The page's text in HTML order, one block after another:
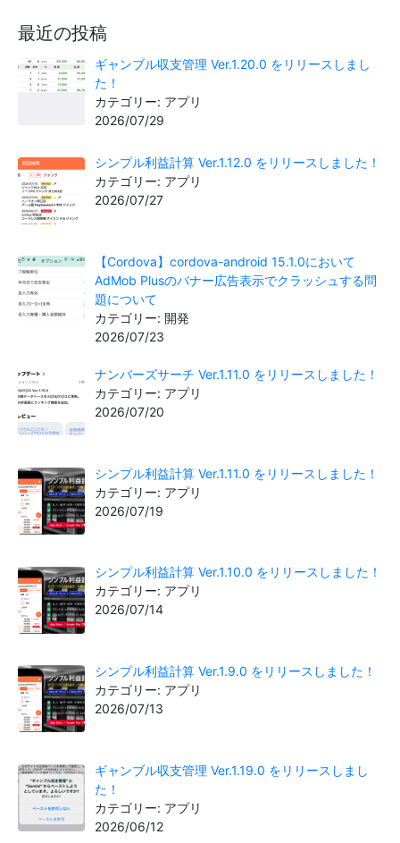
最近の投稿
ギャンブル収支管理 Ver.1.20.0 をリリースしまし
た！
カテゴリー: アプリ
2026/07/29
シンプル利益計算 Ver.1.12.0 をリリースしました！
カテゴリー: アプリ
2026/07/27
【Cordova】cordova-android 15.1.0において
AdMob Plusのバナー広告表示でクラッシュする問
題について
カテゴリー: 開発
2026/07/23
ナンバーズサーチ Ver.1.11.0 をリリースしました！
カテゴリー: アプリ
2026/07/20
シンプル利益計算 Ver.1.11.0 をリリースしました！
カテゴリー: アプリ
2026/07/19
シンプル利益計算 Ver.1.10.0 をリリースしました！
カテゴリー: アプリ
2026/07/14
シンプル利益計算 Ver.1.9.0 をリリースしました！
カテゴリー: アプリ
2026/07/13
ギャンブル収支管理 Ver.1.19.0 をリリースしまし
た！
カテゴリー: アプリ
2026/06/12